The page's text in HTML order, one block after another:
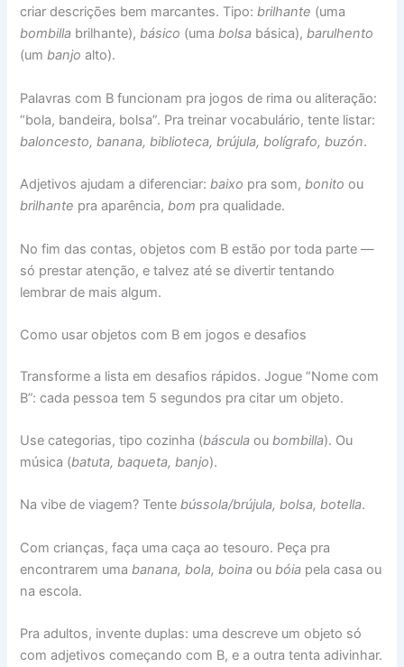
criar descrições bem marcantes. Tipo:brilhante (uma
bombilla brilhante),básico (umabolsa básica),barulhento
(umbanjo alto).
Palavras com B funcionam pra jogos de rima ou aliteração:
“bola, bandeira, bolsa”. Pra treinar vocabulário, tente listar:
baloncesto, banana, biblioteca, brújula, bolígrafo, buzón.
Adjetivos ajudam a diferenciar:baixo pra som,bonito ou
brilhante pra aparência,bom pra qualidade.
No fim das contas, objetos com B estão por toda parte —
só prestar atenção, e talvez até se divertir tentando
lembrar de mais algum.
Como usar objetos com B em jogos e desafios
Transforme a lista em desafios rápidos. Jogue “Nome com
B”: cada pessoa tem 5 segundos pra citar um objeto.
Use categorias, tipo cozinha (báscula oubombilla). Ou
música (batuta, baqueta, banjo).
Na vibe de viagem? Tentebússola/brújula, bolsa, botella.
Com crianças, faça uma caça ao tesouro. Peça pra
encontrarem umabanana, bola, boina oubóia pela casa ou
na escola.
Pra adultos, invente duplas: uma descreve um objeto só
com adjetivos começando com B, e a outra tenta adivinhar.